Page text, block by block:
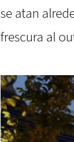
se atan
frescura al